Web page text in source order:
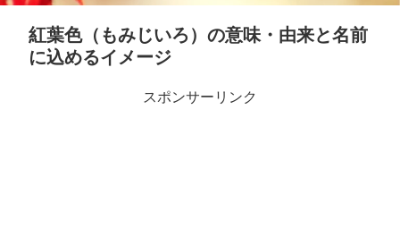
紅葉色（もみじいろ）の意味・由来と名前
に込めるイメージ
スポンサーリンク